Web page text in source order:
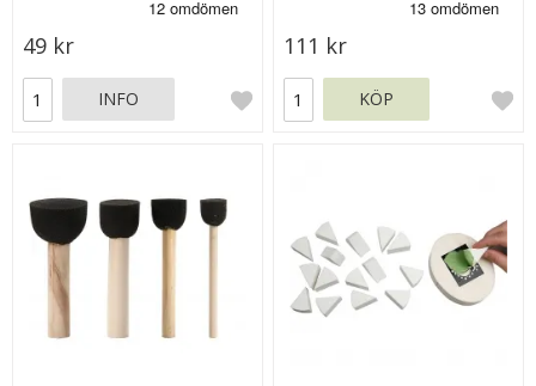
49 kr
INFO
111 kr
KÖP